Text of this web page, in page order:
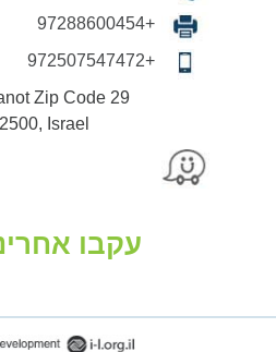
+97288600454
+972507547472
Zip Code
Israel
עקבו